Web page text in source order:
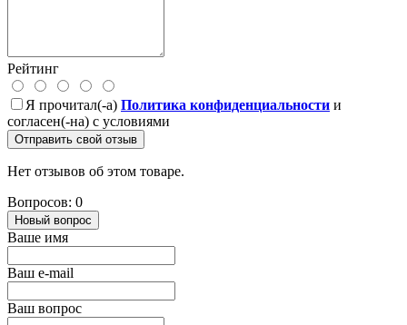
Рейтинг
Я прочитал(-а) Политика конфиденциальности и
согласен(-на) с условиями
Отправить свой отзыв
Нет отзывов об этом товаре.
Вопросов: 0
Новый вопрос
Ваше имя
Ваш e-mail
Ваш вопрос